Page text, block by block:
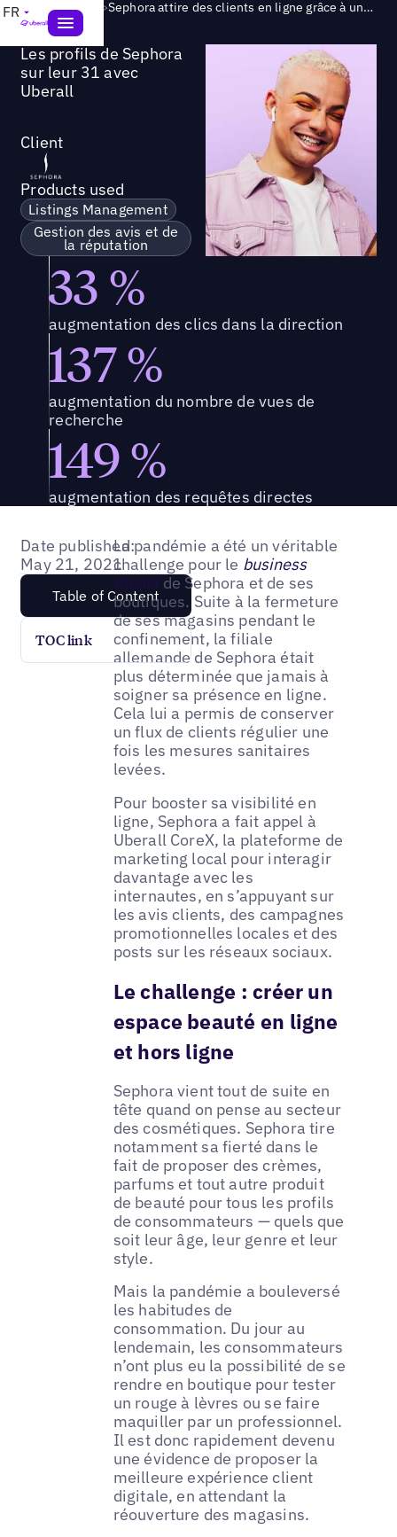
FR Success Story > Sephora attire des clients en ligne grâce à une présence glamour sur ses annonces
Les profils de Sephora
sur leur 31 avec
Uberall
Client
Products used
Listings Management
Gestion des avis et de
la réputation
33 %
augmentation des clics dans la direction
137 %
augmentation du nombre de vues de
recherche
149 %
augmentation des requêtes directes
Date published:
May 21, 2021
Table of Content
TOC link
La pandémie a été un véritable
challenge pour le business
model de Sephora et de ses
boutiques. Suite à la fermeture
de ses magasins pendant le
confinement, la filiale
allemande de Sephora était
plus déterminée que jamais à
soigner sa présence en ligne.
Cela lui a permis de conserver
un flux de clients régulier une
fois les mesures sanitaires
levées.
Pour booster sa visibilité en
ligne, Sephora a fait appel à
Uberall CoreX, la plateforme de
marketing local pour interagir
davantage avec les
internautes, en s’appuyant sur
les avis clients, des campagnes
promotionnelles locales et des
posts sur les réseaux sociaux.
Le challenge : créer un
espace beauté en ligne
et hors ligne
Sephora vient tout de suite en
tête quand on pense au secteur
des cosmétiques. Sephora tire
notamment sa fierté dans le
fait de proposer des crèmes,
parfums et tout autre produit
de beauté pour tous les profils
de consommateurs — quels que
soit leur âge, leur genre et leur
style.
Mais la pandémie a bouleversé
les habitudes de
consommation. Du jour au
lendemain, les consommateurs
n’ont plus eu la possibilité de se
rendre en boutique pour tester
un rouge à lèvres ou se faire
maquiller par un professionnel.
Il est donc rapidement devenu
une évidence de proposer la
meilleure expérience client
digitale, en attendant la
réouverture des magasins.